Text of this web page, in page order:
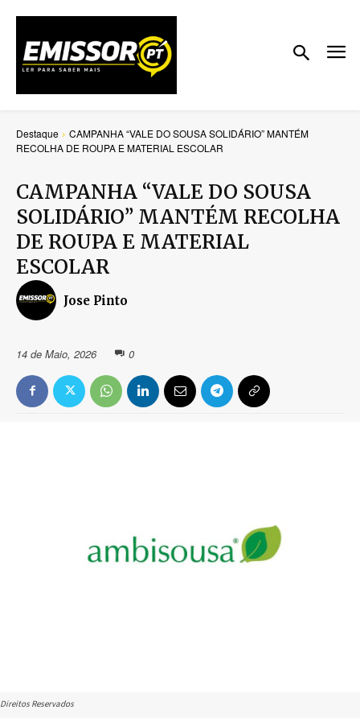
Destaque
CAMPANHA “VALE DO SOUSA SOLIDÁRIO” MANTÉM
RECOLHA DE ROUPA E MATERIAL ESCOLAR
CAMPANHA “VALE DO SOUSA
SOLIDÁRIO” MANTÉM RECOLHA
DE ROUPA E MATERIAL
ESCOLAR
Jose Pinto
14 de Maio, 2026 0
Direitos Reservados